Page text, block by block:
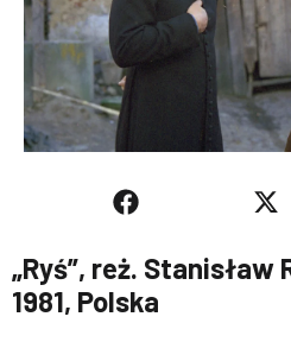
„Ryś”, reż. Stanisław
1981, Polska